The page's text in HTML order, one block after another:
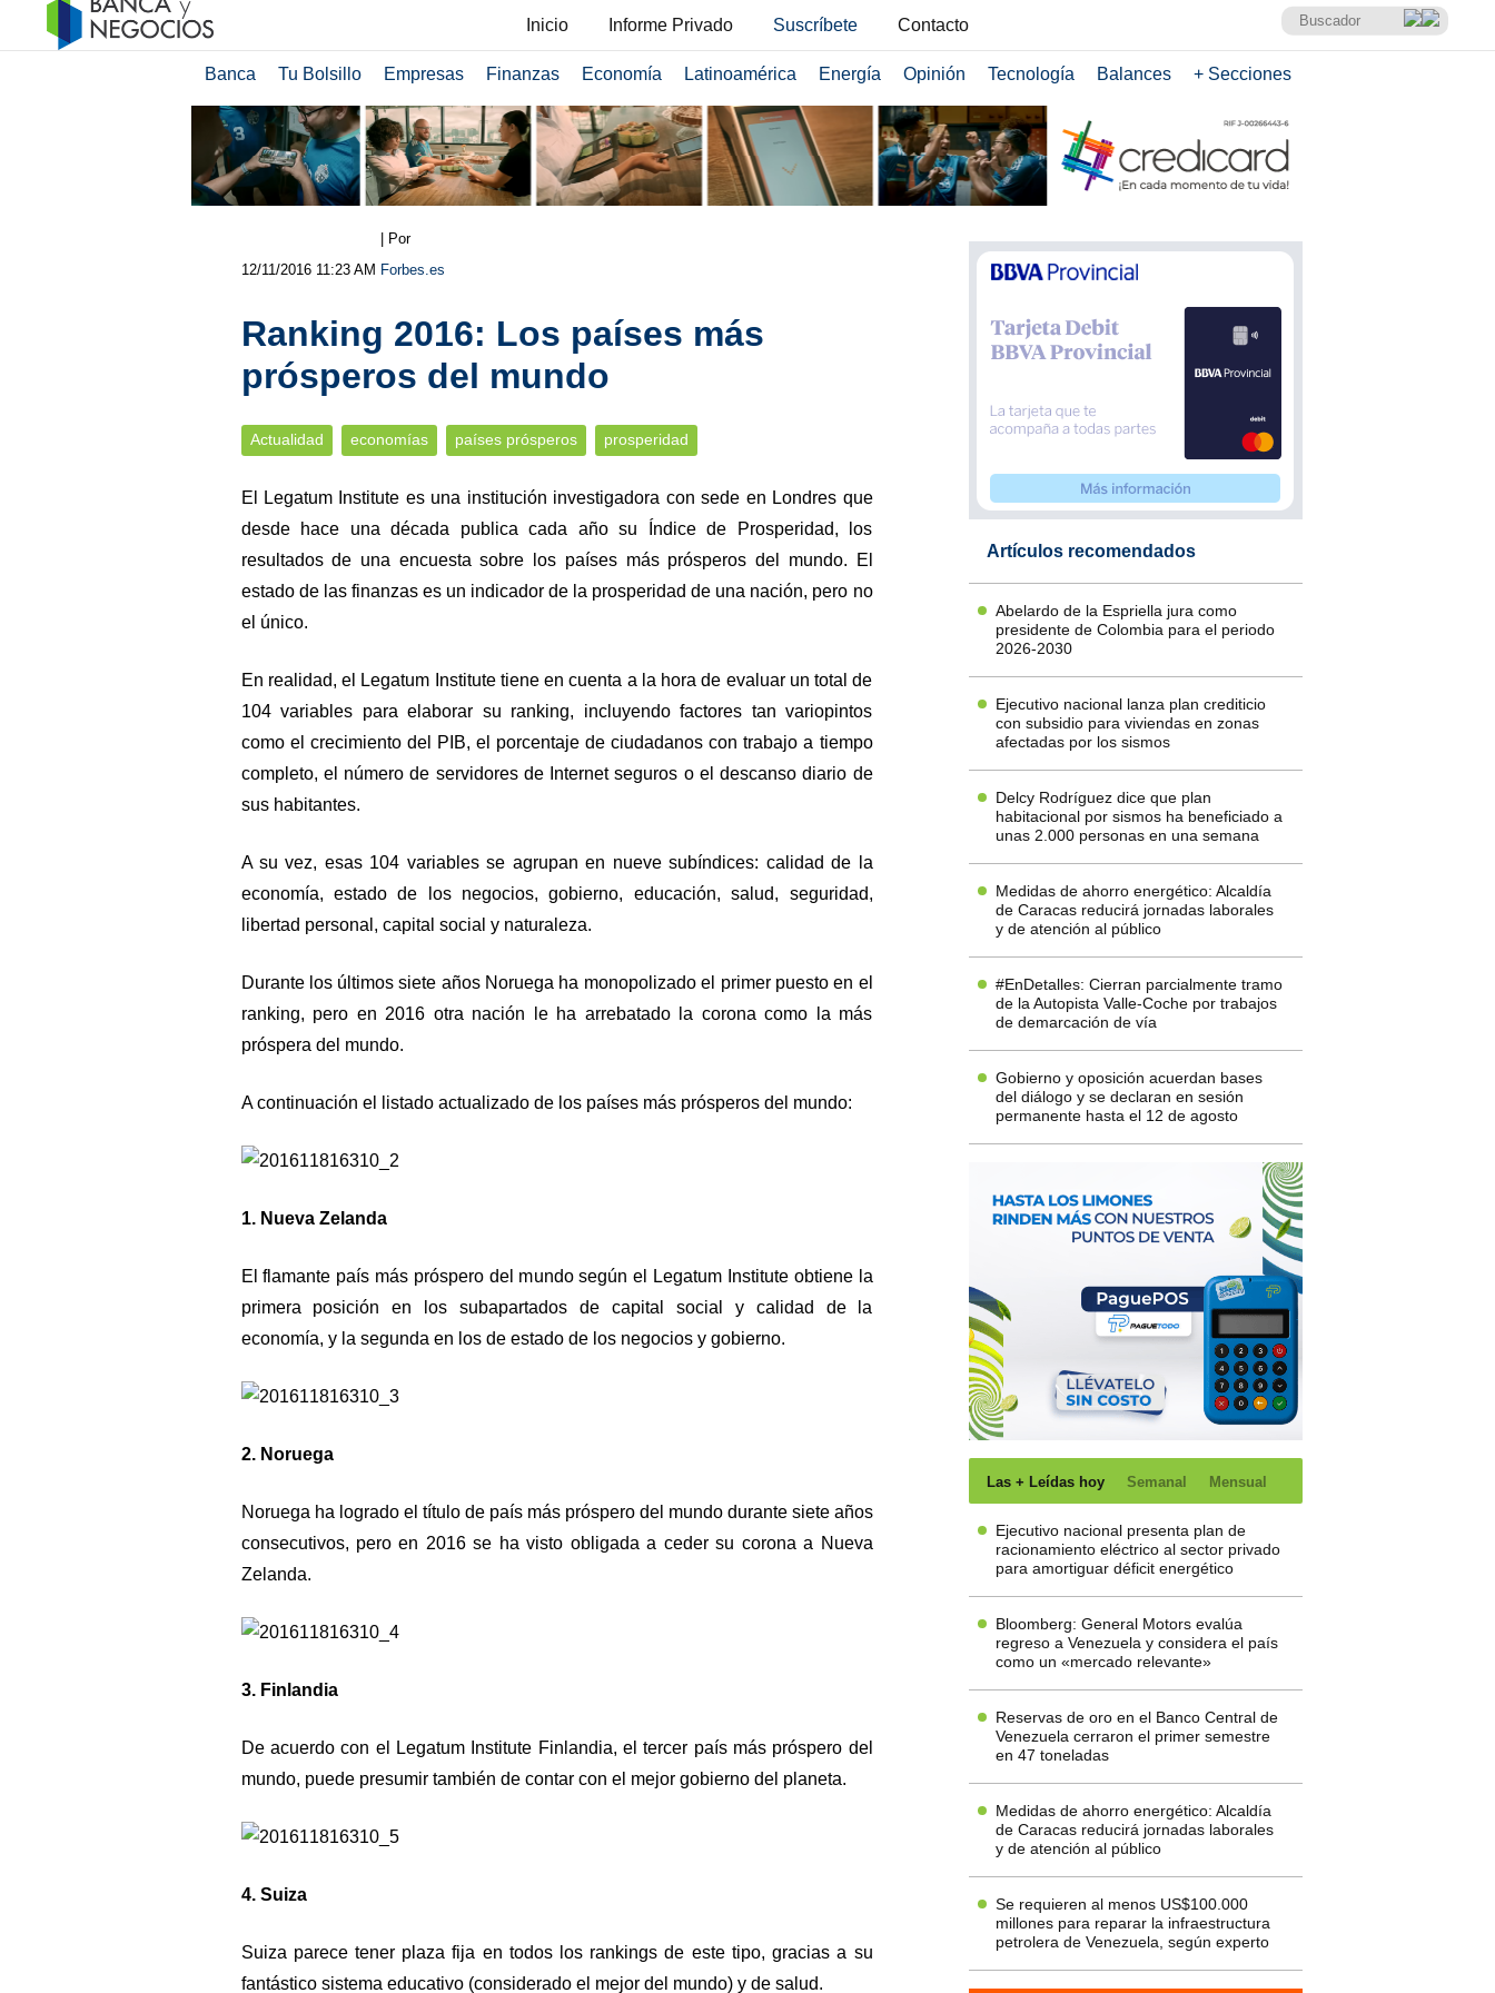
Inicio Informe Privado Suscríbete Contacto
Banca Tu Bolsillo Empresas Finanzas Economía Latinoamérica Energía Opinión Tecnología Balances + Secciones
12/11/2016 11:23 AM
| Por
Forbes.es
Ranking 2016: Los países más
prósperos del mundo
Actualidad economías países prósperos prosperidad
El Legatum Institute es una institución investigadora con sede en Londres que
desde hace una década publica cada año su Índice de Prosperidad, los
resultados de una encuesta sobre los países más prósperos del mundo. El
estado de las finanzas es un indicador de la prosperidad de una nación, pero no
el único.
En realidad, el Legatum Institute tiene en cuenta a la hora de evaluar un total de
104 variables para elaborar su ranking, incluyendo factores tan variopintos
como el crecimiento del PIB, el porcentaje de ciudadanos con trabajo a tiempo
completo, el número de servidores de Internet seguros o el descanso diario de
sus habitantes.
A su vez, esas 104 variables se agrupan en nueve subíndices: calidad de la
economía, estado de los negocios, gobierno, educación, salud, seguridad,
libertad personal, capital social y naturaleza.
Durante los últimos siete años Noruega ha monopolizado el primer puesto en el
ranking, pero en 2016 otra nación le ha arrebatado la corona como la más
próspera del mundo.
A continuación el listado actualizado de los países más prósperos del mundo:
1. Nueva Zelanda
El flamante país más próspero del mundo según el Legatum Institute obtiene la
primera posición en los subapartados de capital social y calidad de la
economía, y la segunda en los de estado de los negocios y gobierno.
2. Noruega
Noruega ha logrado el título de país más próspero del mundo durante siete años
consecutivos, pero en 2016 se ha visto obligada a ceder su corona a Nueva
Zelanda.
3. Finlandia
De acuerdo con el Legatum Institute Finlandia, el tercer país más próspero del
mundo, puede presumir también de contar con el mejor gobierno del planeta.
4. Suiza
Suiza parece tener plaza fija en todos los rankings de este tipo, gracias a su
fantástico sistema educativo (considerado el mejor del mundo) y de salud.
Artículos recomendados
Abelardo de la Espriella jura como
presidente de Colombia para el periodo
2026-2030
Ejecutivo nacional lanza plan crediticio
con subsidio para viviendas en zonas
afectadas por los sismos
Delcy Rodríguez dice que plan
habitacional por sismos ha beneficiado a
unas 2.000 personas en una semana
Medidas de ahorro energético: Alcaldía
de Caracas reducirá jornadas laborales
y de atención al público
#EnDetalles: Cierran parcialmente tramo
de la Autopista Valle-Coche por trabajos
de demarcación de vía
Gobierno y oposición acuerdan bases
del diálogo y se declaran en sesión
permanente hasta el 12 de agosto
Las + Leídas hoy Semanal Mensual
Ejecutivo nacional presenta plan de
racionamiento eléctrico al sector privado
para amortiguar déficit energético
Bloomberg: General Motors evalúa
regreso a Venezuela y considera el país
como un «mercado relevante»
Reservas de oro en el Banco Central de
Venezuela cerraron el primer semestre
en 47 toneladas
Medidas de ahorro energético: Alcaldía
de Caracas reducirá jornadas laborales
y de atención al público
Se requieren al menos US$100.000
millones para reparar la infraestructura
petrolera de Venezuela, según experto